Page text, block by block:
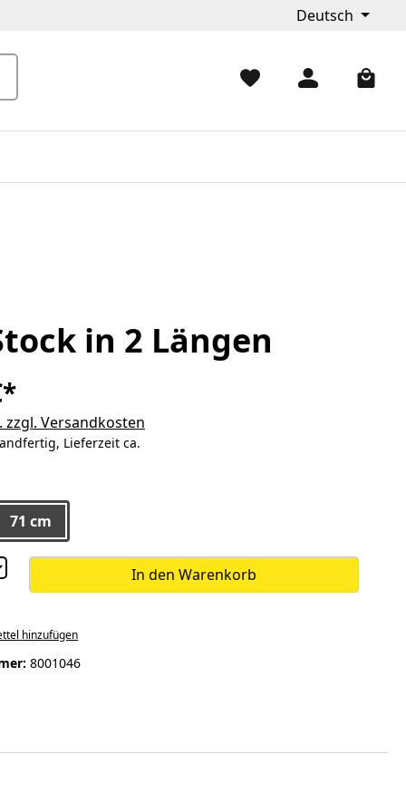
Deutsch
in 2 Längen
zzgl. Versandkosten
Lieferzeit ca.
71 cm
In den Warenkorb
hinzufügen
8001046